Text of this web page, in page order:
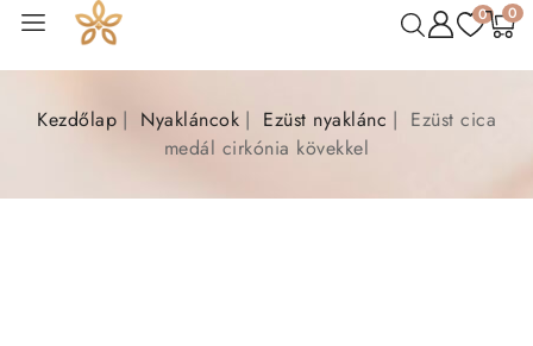
0 0
Kezdőlap Nyakláncok Ezüst nyaklánc
Ezüst cica
medál cirkónia kövekkel